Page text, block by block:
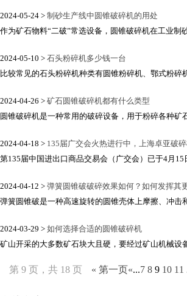
2024-05-24 > 制砂生产线中圆锥破碎机的用处
作为矿石物料“二破”常选设备，圆锥破碎机在工业
2024-05-10 > 石头粉碎机多少钱一台
比较常见的石头粉碎机种类有圆锥粉碎机、鄂式粉
2024-04-26 > 矿石圆锥破碎机都有什么类型
圆锥破碎机是一种常用的破碎设备，用于粉碎各种
2024-04-18 > 135届广交会火热进行中，上海卓亚破
第135届中国进出口商品交易会（广交会）已于4月
2024-04-12 > 弹簧圆锥破破碎效果如何？如何发挥其
弹簧圆锥破是一种高速旋转的圆锥壳体上摩擦、冲
2024-03-29 > 如何选择合适的圆锥破碎机
矿山开采的大多数矿石块大且硬，要经过矿山机械
第 9 页，共 18 页 « 第一页«...7 8 9 10 11